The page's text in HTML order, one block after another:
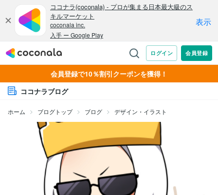
会員登録で10％割引クーポンを獲得！
ココナラブログ
ホーム ブログトップ ブログ デザイン・イラスト